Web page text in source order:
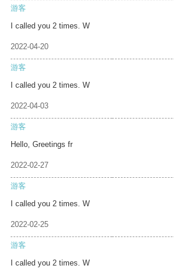
游客
I called you 2 times. W
2022-04-20
游客
I called you 2 times. W
2022-04-03
游客
Hello, Greetings fr
2022-02-27
游客
I called you 2 times. W
2022-02-25
游客
I called you 2 times. W